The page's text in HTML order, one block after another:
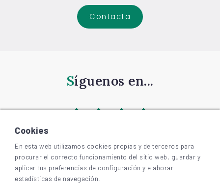
Contacta
Síguenos en...
©2026 BIZKAIAGARA
Accesibilidad
Aviso legal y privacidad
Cookies
En esta web utilizamos cookies propias y de terceros para
procurar el correcto funcionamiento del sitio web, guardar y
aplicar tus preferencias de configuración y elaborar
estadísticas de navegación.